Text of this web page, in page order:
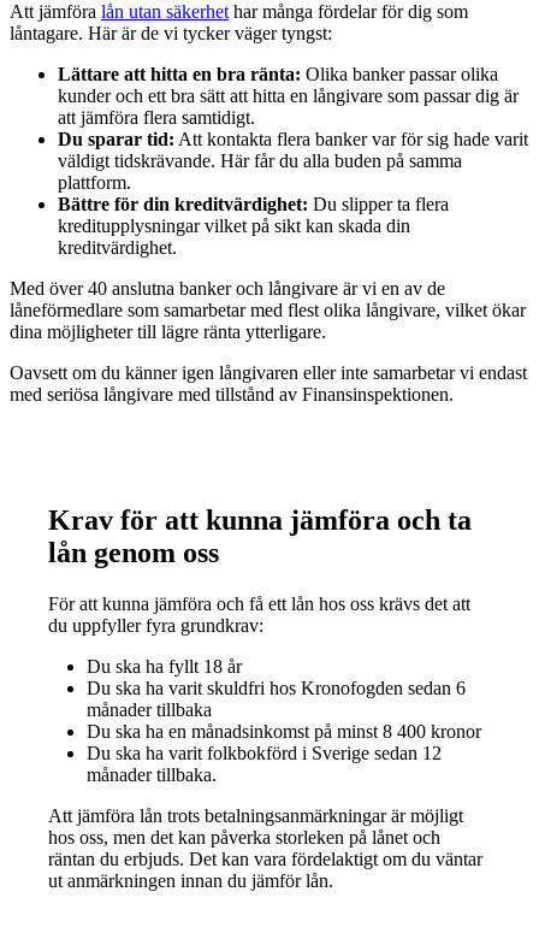
Att jämföra lån utan säkerhet har många fördelar för dig som
låntagare. Här är de vi tycker väger tyngst:
Lättare att hitta en bra ränta: Olika banker passar olika
kunder och ett bra sätt att hitta en långivare som passar dig är
att jämföra flera samtidigt.
Du sparar tid: Att kontakta flera banker var för sig hade varit
väldigt tidskrävande. Här får du alla buden på samma
plattform.
Bättre för din kreditvärdighet: Du slipper ta flera
kreditupplysningar vilket på sikt kan skada din
kreditvärdighet.
Med över 40 anslutna banker och långivare är vi en av de
låneförmedlare som samarbetar med flest olika långivare, vilket ökar
dina möjligheter till lägre ränta ytterligare.
Oavsett om du känner igen långivaren eller inte samarbetar vi endast
med seriösa långivare med tillstånd av Finansinspektionen.
Krav för att kunna jämföra och ta
lån genom oss
För att kunna jämföra och få ett lån hos oss krävs det att
du uppfyller fyra grundkrav:
Du ska ha fyllt 18 år
Du ska ha varit skuldfri hos Kronofogden sedan 6
månader tillbaka
Du ska ha en månadsinkomst på minst 8 400 kronor
Du ska ha varit folkbokförd i Sverige sedan 12
månader tillbaka.
Att jämföra lån trots betalningsanmärkningar är möjligt
hos oss, men det kan påverka storleken på lånet och
räntan du erbjuds. Det kan vara fördelaktigt om du väntar
ut anmärkningen innan du jämför lån.